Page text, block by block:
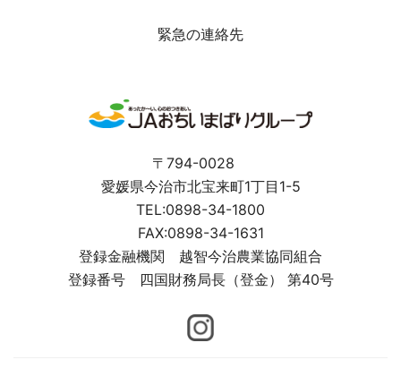
緊急の連絡先
〒794-0028
愛媛県今治市北宝来町1丁目1-5
TEL:0898-34-1800
FAX:0898-34-1631
登録金融機関 越智今治農業協同組合
登録番号 四国財務局長（登金） 第40号